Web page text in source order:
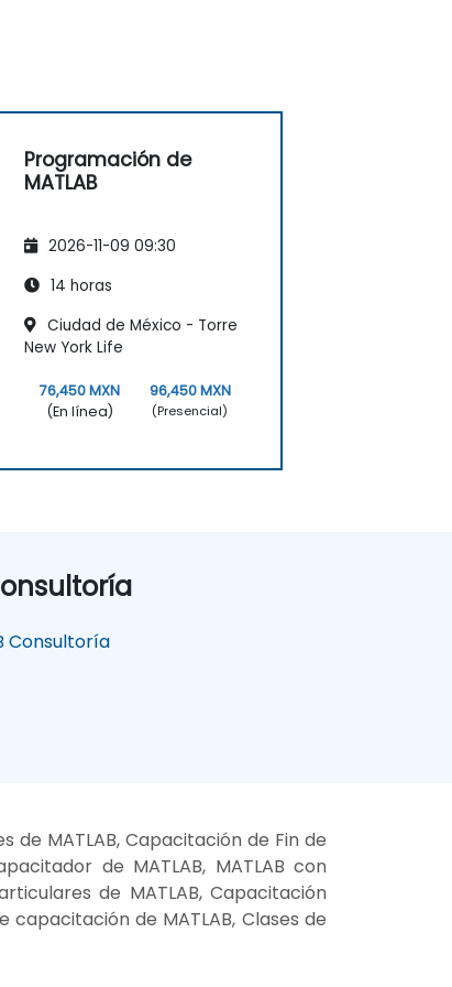
Programación de
MATLAB
2026-11-09 09:30
14 horas
Ciudad de México - Torre
New York Life
76,450 MXN
(En línea)
96,450 MXN
(Presencial)
Consultoría
de MATLAB, Capacitación de Fin de
de MATLAB, MATLAB con
de MATLAB, Capacitación
capacitación de MATLAB, Clases de